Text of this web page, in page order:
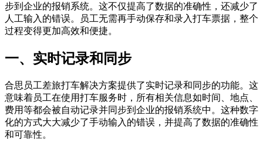
步到企业的报销系统。这不仅提高了数据的准确性，还减少了
人工输入的错误。员工无需再手动保存和录入打车票据，整个
过程变得更加高效和便捷。
一、实时记录和同步
合思员工差旅打车解决方案提供了实时记录和同步的功能。这
意味着员工在使用打车服务时，所有相关信息如时间、地点、
费用等都会被自动记录并同步到企业的报销系统中。这种数字
化的方式大大减少了手动输入的错误，并提高了数据的准确性
和可靠性。